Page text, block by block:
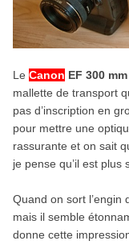
Le Canon EF 300
mallette de transport
pas d’inscription en
pour mettre une
rassurante et on sait
je pense qu’il est
Quand on sort l’engin
mais il semble
donne cette